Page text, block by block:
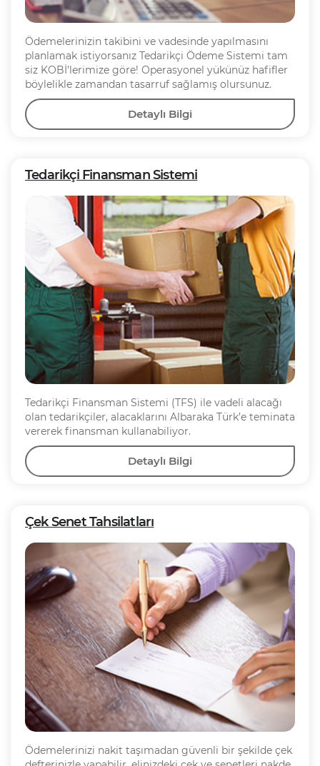
Ödemelerinizin takibini ve vadesinde yapılmasını
planlamak istiyorsanız Tedarikçi Ödeme Sistemi tam
siz KOBİ’lerimize göre! Operasyonel yükünüz hafifler
böylelikle zamandan tasarruf sağlamış olursunuz.
Detaylı Bilgi
Tedarikçi Finansman Sistemi
Tedarikçi Finansman Sistemi (TFS) ile vadeli alacağı
olan tedarikçiler, alacaklarını Albaraka Türk’e teminata
vererek finansman kullanabiliyor.
Detaylı Bilgi
Çek Senet Tahsilatları
Ödemelerinizi nakit taşımadan güvenli bir şekilde çek